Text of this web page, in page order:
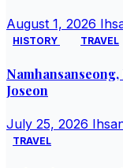
August 1, 2026
HISTORY TRAVEL
Joseon
July 25, 2026
TRAVEL